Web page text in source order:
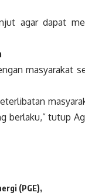
agar dapat
masyarakat
berlaku,” tutup
(PGE)